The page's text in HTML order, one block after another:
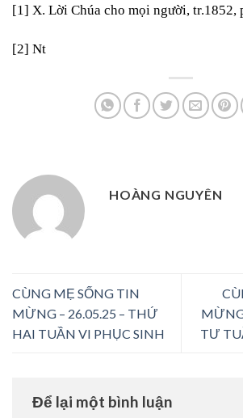
[1] X. Lời Chúa cho mọi người, tr.1852,
[2] Nt
HOÀNG NGUYÊN
CÙNG MẸ SỐNG TIN
MỪNG – 26.05.25 – THỨ
HAI TUẦN VI PHỤC SINH
TƯ
Để lại một bình luận